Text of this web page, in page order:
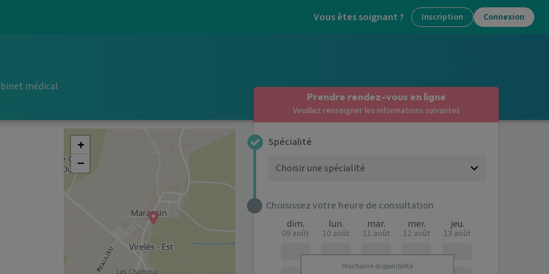
Vous êtes soignant ? Inscription Connexion
médical
+
−
Prendre rendez-vous en ligne
Veuillez renseigner les informations suivantes
Spécialité
Choisissez votre heure de consultation
Prochaine disponibilité
dim.
09 août
lun.
10 août
mar.
11 août
mer.
12 août
jeu.
13 août